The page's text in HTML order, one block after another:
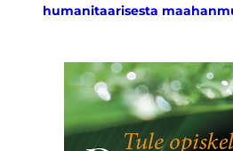
humanitaarisesta